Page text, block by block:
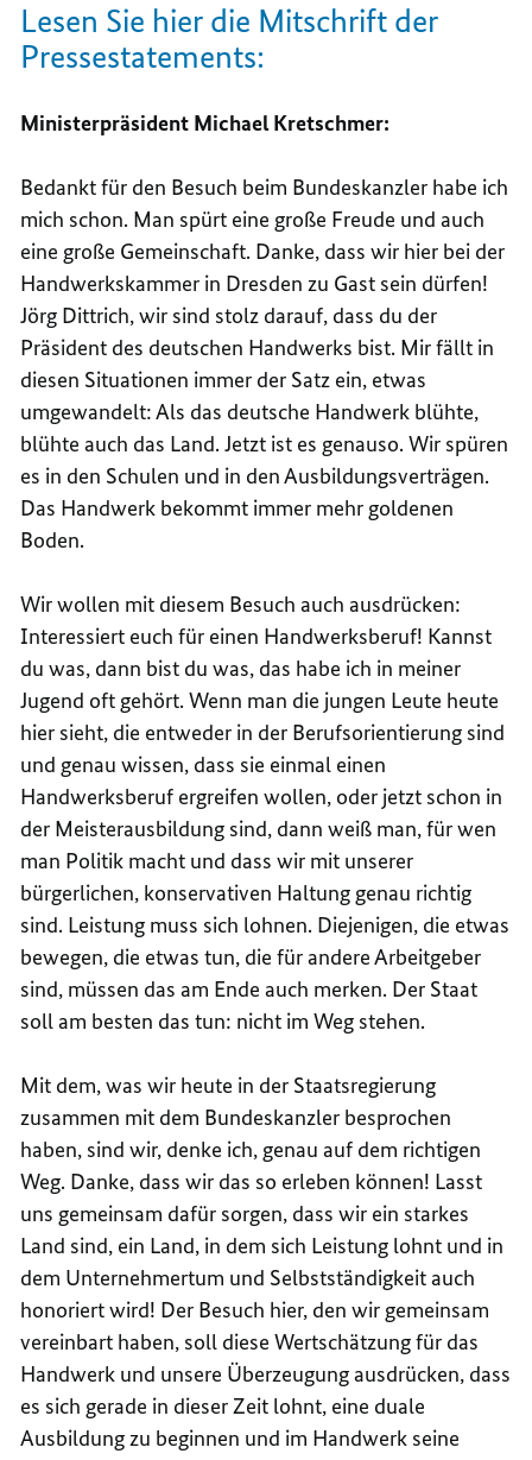
Lesen Sie hier die Mitschrift der
Pressestatements:
Ministerpräsident Michael Kretschmer:
Bedankt für den Besuch beim Bundeskanzler habe ich
mich schon. Man spürt eine große Freude und auch
eine große Gemeinschaft. Danke, dass wir hier bei der
Handwerkskammer in Dresden zu Gast sein dürfen!
Jörg Dittrich, wir sind stolz darauf, dass du der
Präsident des deutschen Handwerks bist. Mir fällt in
diesen Situationen immer der Satz ein, etwas
umgewandelt: Als das deutsche Handwerk blühte,
blühte auch das Land. Jetzt ist es genauso. Wir spüren
es in den Schulen und in den Ausbildungsverträgen.
Das Handwerk bekommt immer mehr goldenen
Boden.
Wir wollen mit diesem Besuch auch ausdrücken:
Interessiert euch für einen Handwerksberuf! Kannst
du was, dann bist du was, das habe ich in meiner
Jugend oft gehört. Wenn man die jungen Leute heute
hier sieht, die entweder in der Berufsorientierung sind
und genau wissen, dass sie einmal einen
Handwerksberuf ergreifen wollen, oder jetzt schon in
der Meisterausbildung sind, dann weiß man, für wen
man Politik macht und dass wir mit unserer
bürgerlichen, konservativen Haltung genau richtig
sind. Leistung muss sich lohnen. Diejenigen, die etwas
bewegen, die etwas tun, die für andere Arbeitgeber
sind, müssen das am Ende auch merken. Der Staat
soll am besten das tun: nicht im Weg stehen.
Mit dem, was wir heute in der Staatsregierung
zusammen mit dem Bundeskanzler besprochen
haben, sind wir, denke ich, genau auf dem richtigen
Weg. Danke, dass wir das so erleben können! Lasst
uns gemeinsam dafür sorgen, dass wir ein starkes
Land sind, ein Land, in dem sich Leistung lohnt und in
dem Unternehmertum und Selbstständigkeit auch
honoriert wird! Der Besuch hier, den wir gemeinsam
vereinbart haben, soll diese Wertschätzung für das
Handwerk und unsere Überzeugung ausdrücken, dass
es sich gerade in dieser Zeit lohnt, eine duale
Ausbildung zu beginnen und im Handwerk seine